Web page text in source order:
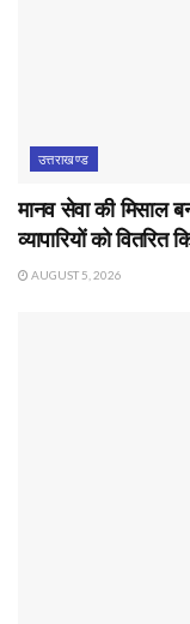
उत्तराखण्ड
मानव सेवा की मिसाल
व्यापारियों को
AUGUST 5, 2026